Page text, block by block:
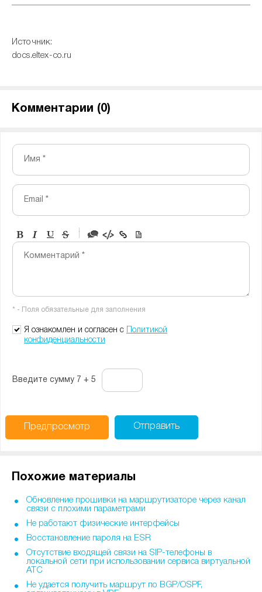
Источник:
docs.eltex-co.ru
Комментарии (0)
Имя *
Email *
-
-
-
-
Комментарий *
* - Поля обязательные для заполнения
Я ознакомлен и согласен с
Политикой
конфиденциальности
Введите сумму 7 + 5
Предпросмотр Отправить
Похожие материалы
Обновление прошивки на маршрутизаторе через канал
связи с плохими параметрами
Не работают физические интерфейсы
Восстановление пароля на ESR
Отсутствие входящей связи на SIP-телефоны в
локальной сети при использовании сервиса виртуальной
АТС
Не удается получить маршрут по BGP/OSPF,